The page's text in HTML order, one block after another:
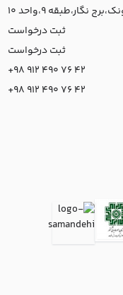
نگار،طبقه 9،واحد 10
ثبت درخواست
ثبت درخواست
+98 912 490 76 42
+98 912 490 76 42